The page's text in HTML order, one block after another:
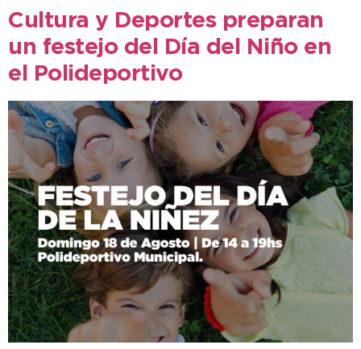
Cultura y Deportes preparan
un festejo del Día del Niño en
el Polideportivo